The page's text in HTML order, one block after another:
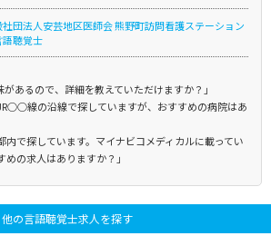
社団法人安芸地区医師会 熊野町訪問看護ステーション
語聴覚士
があるので、詳細を教えていただけますか？」
線の沿線で探していますが、おすすめの病院はあ
内で探しています。マイナビコメディカルに載ってい
求人はありますか？」
他の言語聴覚士求人を探す